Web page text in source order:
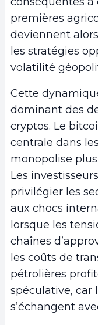
premières
deviennent
les stratégies
volatilité
Cette
dominant des
cryptos. Le
centrale dans
monopolise
Les
privilégier les
aux chocs
lorsque les
chaînes
les coûts de
pétrolières
spéculative, car
s’échangent